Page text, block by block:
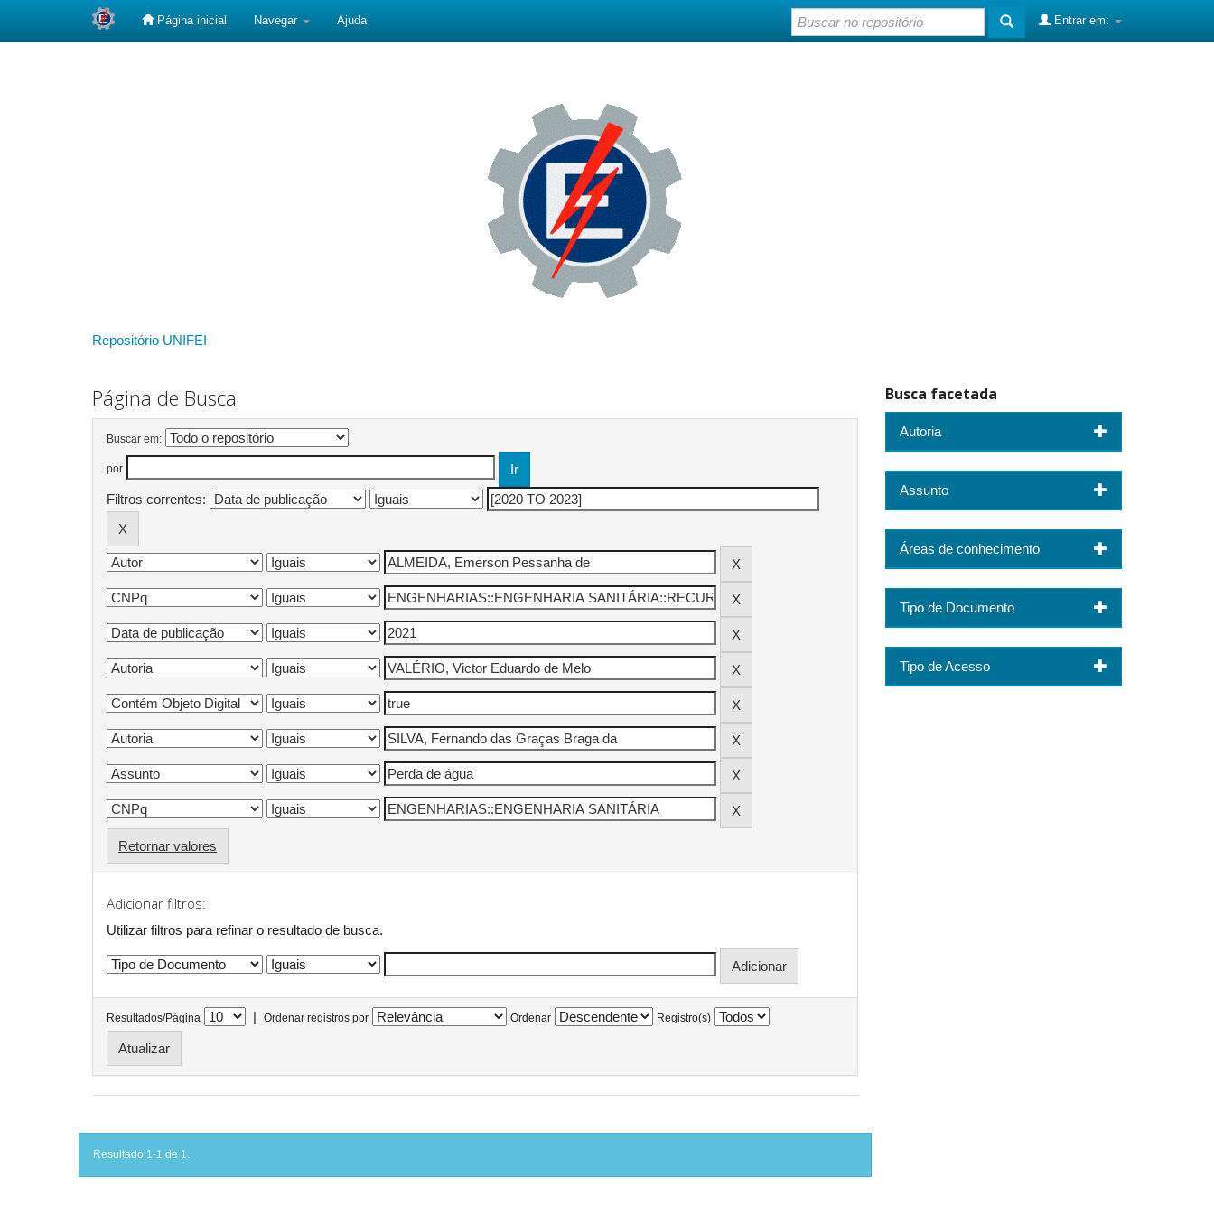
Página inicial Navegar Ajuda Entrar em:
Repositório UNIFEI
Página de Busca
Buscar em:
por
Filtros correntes:
Retornar valores
Adicionar filtros:
Utilizar filtros para refinar o resultado de busca.
Resultados/Página | Ordenar registros por Ordenar Registro(s)
Resultado 1-1 de 1.
Busca facetada
Autoria
Assunto
Áreas de conhecimento
Tipo de Documento
Tipo de Acesso